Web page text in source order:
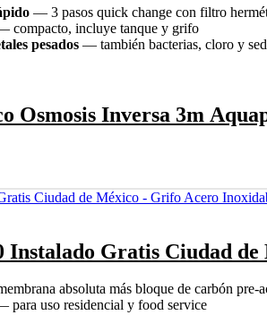
— 3 pasos quick change con filtro
compacto, incluye tanque y grifo
pesados — también bacterias, cloro y
Osmosis Inversa 3m
Instalado Gratis Ciudad
absoluta más bloque de carbón pre-
para uso residencial y food service